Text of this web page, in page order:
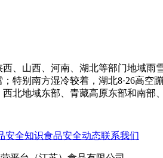
山西、河南、湖北等部门地域雨雪
；特别南方湿冷较着，湖北8·26高空
西北地域东部、青藏高原东部和南部
安全知识食品安全动态联系我们